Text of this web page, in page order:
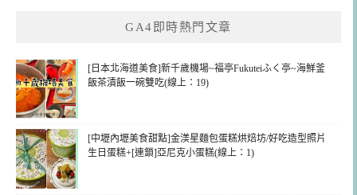
GA4即時熱門文章
[日本北海道美食]新千歲機場~福亭Fukuteiふく亭~海鮮釜
飯茶漬飯一碗雙吃(線上：19)
[中壢內壢美食甜點]金渼星麵包蛋糕烘焙坊/好吃造型照片
生日蛋糕+[連鎖]亞尼克小蛋糕(線上：1)